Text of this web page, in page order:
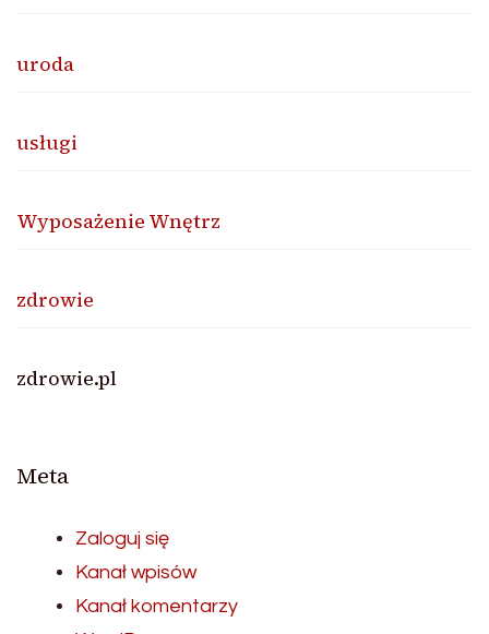
uroda
usługi
Wyposażenie Wnętrz
zdrowie
zdrowie.pl
Meta
Zaloguj się
Kanał wpisów
Kanał komentarzy